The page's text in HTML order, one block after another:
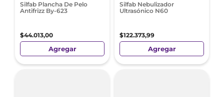
Silfab Plancha De Pelo
Antifrizz By-623
$44.013,00
Agregar
Silfab Nebulizador
Ultrasónico N60
$122.373,99
Agregar